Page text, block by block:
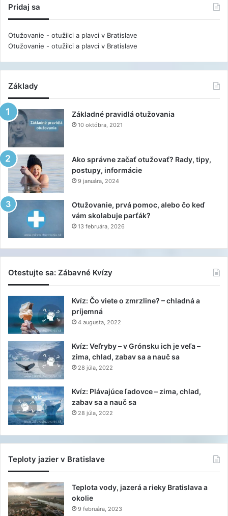
Pridaj sa
Otužovanie - otužilci a plavci v Bratislave
Otužovanie - otužilci a plavci v Bratislave
Základy
Základné pravidlá otužovania
10 októbra, 2021
Ako správne začať otužovať? Rady, tipy,
postupy, informácie
9 januára, 2024
Otužovanie, prvá pomoc, alebo čo keď
vám skolabuje parťák?
13 februára, 2026
Otestujte sa: Zábavné Kvízy
Kvíz: Čo viete o zmrzline? – chladná a
príjemná
4 augusta, 2022
Kvíz: Veľryby – v Grónsku ich je veľa –
zima, chlad, zabav sa a nauč sa
28 júla, 2022
Kvíz: Plávajúce ľadovce – zima, chlad,
zabav sa a nauč sa
28 júla, 2022
Teploty jazier v Bratislave
Teplota vody, jazerá a rieky Bratislava a
okolie
9 februára, 2023